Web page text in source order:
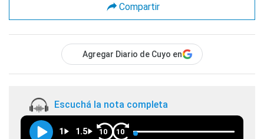
Compartir
Agregar Diario de Cuyo en
Escuchá la nota completa
1 1.5 10 10